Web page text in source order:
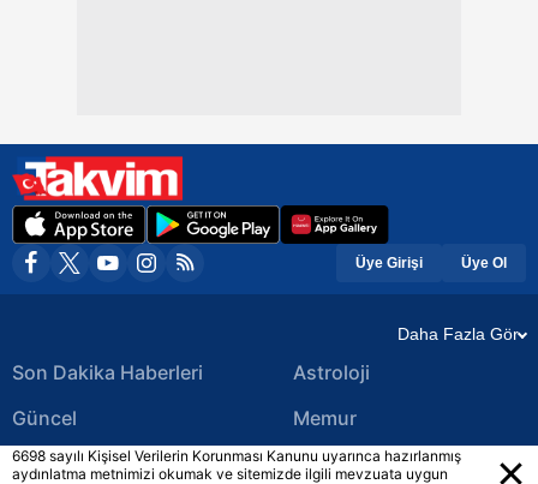
Üye Girişi Üye Ol
Daha Fazla Gör
Son Dakika Haberleri
Güncel
Ekonomi Haberleri
Astroloji
Memur
Yerel Haberler
6698 sayılı Kişisel Verilerin Korunması Kanunu uyarınca hazırlanmış
aydınlatma metnimizi okumak ve sitemizde ilgili mevzuata uygun